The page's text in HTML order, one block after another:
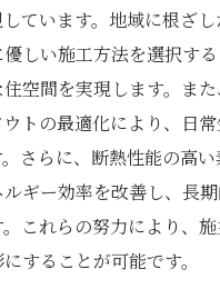
ています。地域に根ざ
しい施工方法を選択す
空間を実現します。ま
トの最適化により、日
さらに、断熱性能の高
ギー効率を改善し、長
これらの努力により、
することが可能です。